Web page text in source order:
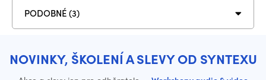
PODOBNÉ (3)
NOVINKY, ŠKOLENÍ A SLEVY OD SYNTEXU